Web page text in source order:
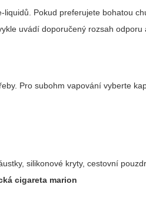
Pokud preferujete bohatou
uvádí doporučený rozsah odporu
Pro subohm vapování vyberte
silikonové kryty, cestovní
cigareta marion